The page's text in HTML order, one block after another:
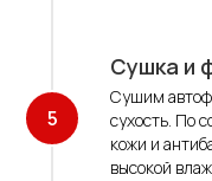
Сушка и
Сушим
сухость. По
кожи и
высокой